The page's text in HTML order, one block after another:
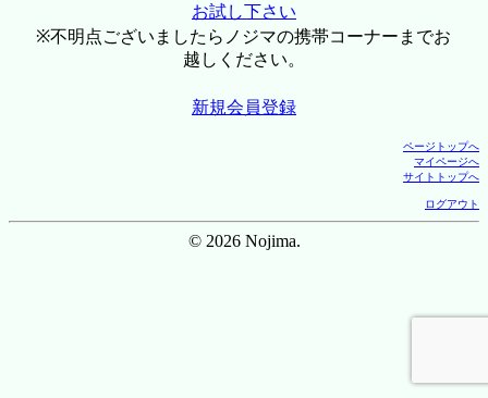
お試し下さい
※不明点ございましたらノジマの携帯コーナーまでお
越しください。
新規会員登録
ページトップへ
マイページへ
サイトトップへ
ログアウト
© 2026 Nojima.